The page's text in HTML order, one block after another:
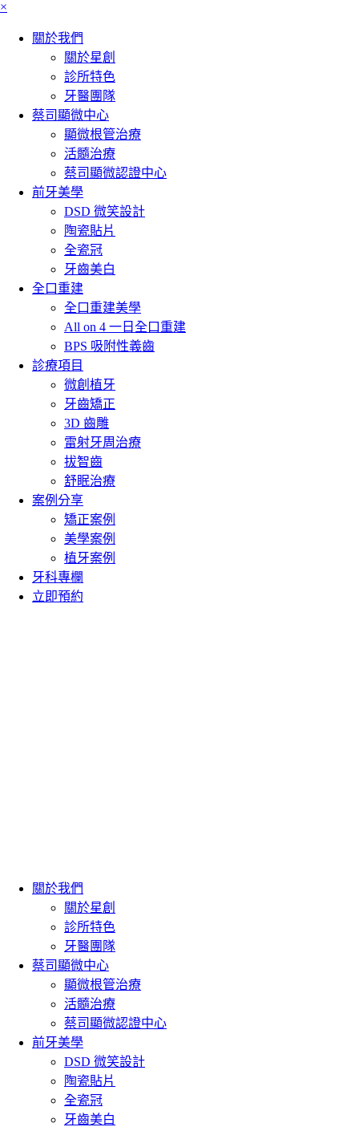
×
關於我們
關於星創
診所特色
牙醫團隊
蔡司顯微中心
顯微根管治療
活髓治療
蔡司顯微認證中心
前牙美學
DSD 微笑設計
陶瓷貼片
全瓷冠
牙齒美白
全口重建
全口重建美學
All on 4 一日全口重建
BPS 吸附性義齒
診療項目
微創植牙
牙齒矯正
3D 齒雕
雷射牙周治療
拔智齒
舒眠治療
案例分享
矯正案例
美學案例
植牙案例
牙科專欄
立即預約
關於我們
關於星創
診所特色
牙醫團隊
蔡司顯微中心
顯微根管治療
活髓治療
蔡司顯微認證中心
前牙美學
DSD 微笑設計
陶瓷貼片
全瓷冠
牙齒美白